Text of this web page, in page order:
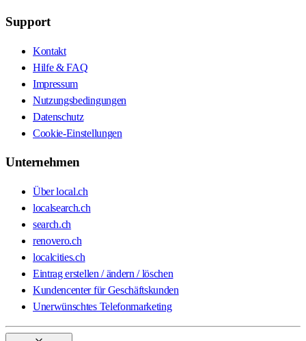
Support
Kontakt
Hilfe & FAQ
Impressum
Nutzungsbedingungen
Datenschutz
Cookie-Einstellungen
Unternehmen
Über local.ch
localsearch.ch
search.ch
renovero.ch
localcities.ch
Eintrag erstellen / ändern / löschen
Kundencenter für Geschäftskunden
Unerwünschtes Telefonmarketing